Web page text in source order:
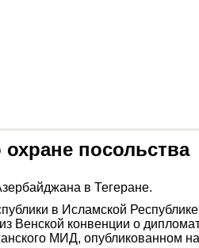
посольства
в Тегеране.
в Исламской
Венской конвенции о
МИД, опубликованном